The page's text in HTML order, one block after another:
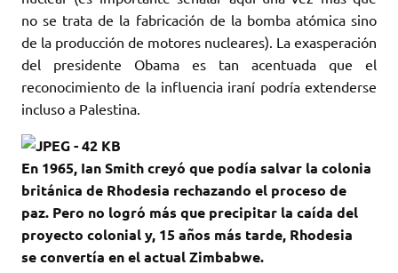
no se trata de la fabricación de la bomba atómica sino
de la producción de motores nucleares). La exasperación
del presidente Obama es tan acentuada que el
reconocimiento de la influencia iraní podría extenderse
incluso a Palestina.
En 1965, Ian Smith creyó que podía salvar la colonia
británica de Rhodesia rechazando el proceso de
paz. Pero no logró más que precipitar la caída del
proyecto colonial y, 15 años más tarde, Rhodesia
se convertía en el actual Zimbabwe.